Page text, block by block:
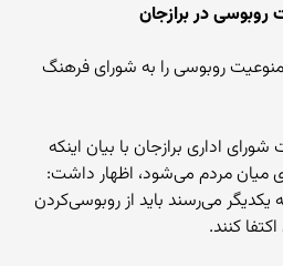
در برازجان
روبوسی را به شورای فرهنگ
اداری برازجان با بيان اينكه
مردم می‌شود، اظهار داشت:
می‌رسند بايد از روبوسی‌كردن
كنند.